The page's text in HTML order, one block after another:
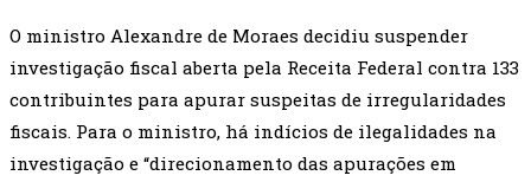
O ministro Alexandre de Moraes decidiu suspender
investigação fiscal aberta pela Receita Federal contra 133
contribuintes para apurar suspeitas de irregularidades
fiscais. Para o ministro, há indícios de ilegalidades na
investigação e “direcionamento das apurações em